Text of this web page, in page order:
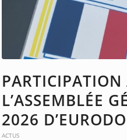
PARTICIPATION
L’ASSEMBLÉE
2026
ACTUS